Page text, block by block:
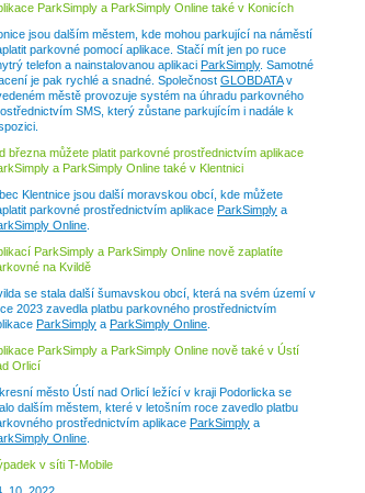
ParkSimply a ParkSimply Online také v Konicích
jsou dalším městem, kde mohou parkující na náměstí
parkovné pomocí aplikace. Stačí mít jen po ruce
telefon a nainstalovanou aplikaci ParkSimply. Samotné
je pak rychlé a snadné. Společnost GLOBDATAv
městě provozuje systém na úhradu parkovného
SMS, který zůstane parkujícím i nadále k
března můžete platit parkovné prostřednictvím aplikace
a ParkSimply Online také v Klentnici
Klentnice jsou další moravskou obcí, kde můžete
parkovné prostřednictvím aplikace ParkSimply a
Online
ParkSimply a ParkSimply Online nově zaplatíte
na Kvildě
se stala další šumavskou obcí, která na svém území v
2023 zavedla platbu parkovného prostřednictvím
ParkSimply a ParkSimply Online
ParkSimply a ParkSimply Online nově také v Ústí
Orlicí
město Ústí nad Orlicí ležící v kraji Podorlicka se
dalším městem, které v letošním roce zavedlo platbu
prostřednictvím aplikace ParkSimply a
Online
v síti T-Mobile